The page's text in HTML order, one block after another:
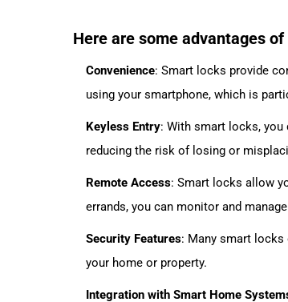
Here are some advantages
Convenience: Smart locks provide
using your smartphone, which is
Keyless Entry: With smart locks, you
reducing the risk of losing or
Remote Access: Smart locks allow
errands, you can monitor and
Security Features: Many smart
your home or property.
Integration with Smart Home